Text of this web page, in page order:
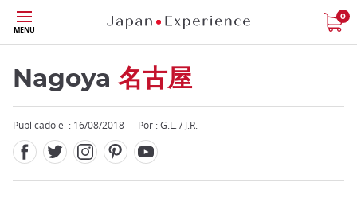
Tamaño
MENU
0
Nagoya 名古屋
Publicado el : 16/08/2018 Por : G.L. / J.R.
Close